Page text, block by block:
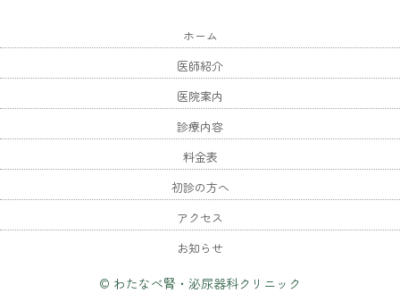
ホーム
医師紹介
医院案内
診療内容
料金表
初診の方へ
アクセス
お知らせ
© わたなべ腎・泌尿器科クリニック